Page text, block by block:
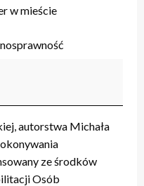
w mieście
autorstwa Michała
ze środków
Osób